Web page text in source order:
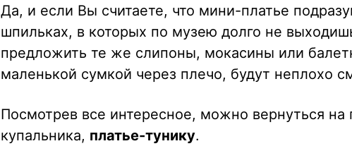
Да, и если Вы считаете, что мини-платье
шпильках, в которых по музею долго не
предложить те же слипоны, мокасины или
маленькой сумкой через плечо, будут неплохо
Посмотрев все интересное, можно вернуться на
купальника, платье-тунику.